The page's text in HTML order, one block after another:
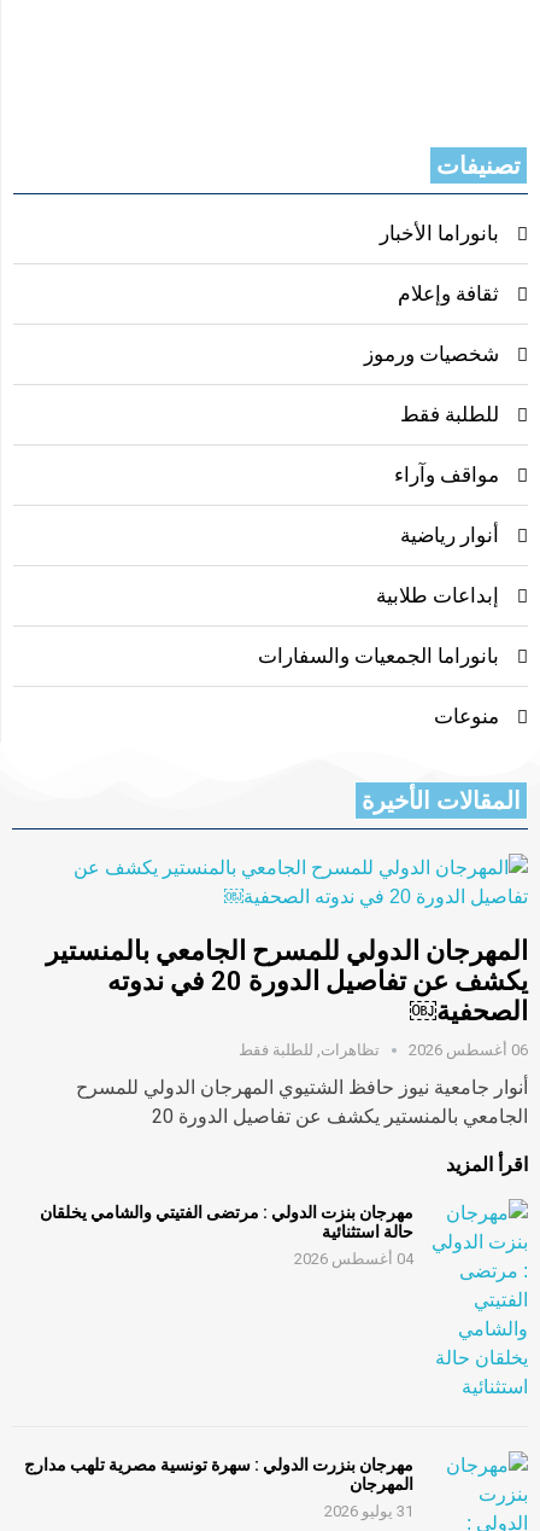
تصنيفات
بانوراما الأخبار
ثقافة وإعلام
شخصيات ورموز
للطلبة فقط
مواقف وآراء
أنوار رياضية
إبداعات طلابية
بانوراما الجمعيات والسفارات
منوعات
المقالات الأخيرة
المهرجان الدولي للمسرح الجامعي بالمنستير
يكشف عن تفاصيل الدورة 20 في ندوته
الصحفية￼
06 أغسطس 2026 تظاهرات للطلبة فقط
أنوار جامعية نيوز حافظ الشتيوي المهرجان الدولي للمسرح
الجامعي بالمنستير يكشف عن تفاصيل الدورة 20
اقرأ المزيد
مهرجان بنزت الدولي : مرتضى الفتيتي والشامي يخلقان
حالة استثنائية
04 أغسطس 2026
مهرجان بنزرت الدولي : سهرة تونسية مصرية تلهب مدارج
المهرجان
31 يوليو 2026